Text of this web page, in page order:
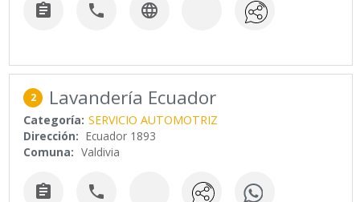
  
2 Lavandería Ecuador
Categoría: SERVICIO AUTOMOTRIZ
Dirección: Ecuador 1893
Comuna: Valdivia
 